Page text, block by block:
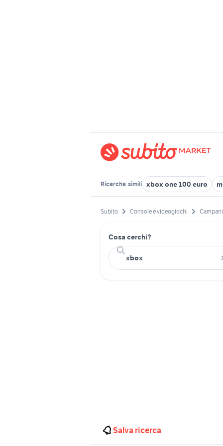
Ricerche simili xbox one 100 euro
Subito Console e videogiochi
Cosa cerchi?
Salva ricerca